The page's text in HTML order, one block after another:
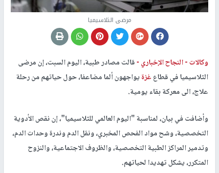
مرضى الثلاسيميا
وكالات -النجاح الإخباري -قالت مصادر طبية، اليوم السبت، إن مرضى
الثلاسيميا في قطاعغزةيواجهون ألما مضاعفا، حول حياتهم من رحلة
علاج، الى معركة بقاء يومية.
وأضافت في بيان، لمناسبة "اليوم العالمي للثلاسيميا"، إن نقص الأدوية
التخصصية، وشح مواد الفحص المخبري، ونقل الدم وندرة وحدات الدم،
وتدمير المراكز الطبية التخصصية، والظروف الاجتماعية، والنزوح
المتكرر، يشكل تهديدا لحياتهم.